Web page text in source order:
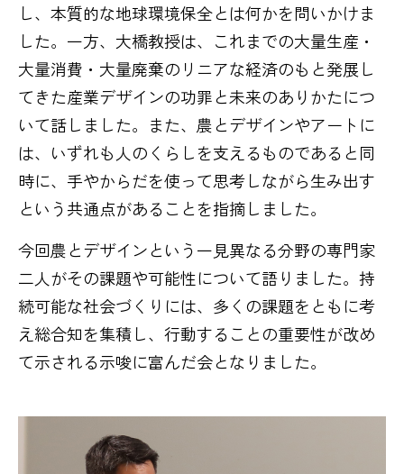
し、本質的な地球環境保全とは何かを問いかけま
した。一方、大橋教授は、これまでの大量生産・
大量消費・大量廃棄のリニアな経済のもと発展し
てきた産業デザインの功罪と未来のありかたにつ
いて話しました。また、農とデザインやアートに
は、いずれも人のくらしを支えるものであると同
時に、手やからだを使って思考しながら生み出す
という共通点があることを指摘しました。
今回農とデザインという一見異なる分野の専門家
二人がその課題や可能性について語りました。持
続可能な社会づくりには、多くの課題をともに考
え総合知を集積し、行動することの重要性が改め
て示される示唆に富んだ会となりました。